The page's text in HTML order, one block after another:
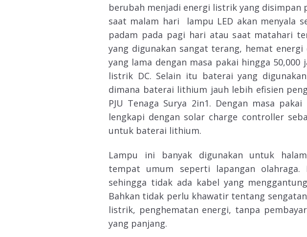
berubah menjadi energi listrik yang disimpan
saat malam hari lampu LED akan menyala
padam pada pagi hari atau saat matahari
yang digunakan sangat terang, hemat
yang lama dengan masa pakai hingga 50,000
listrik DC. Selain itu baterai yang
dimana baterai lithium jauh lebih efisien
PJU Tenaga Surya 2in1. Dengan masa
lengkapi dengan solar charge controller
untuk baterai lithium.
Lampu ini banyak digunakan untuk
tempat umum seperti lapangan olahraga.
sehingga tidak ada kabel yang
Bahkan tidak perlu khawatir tentang
listrik, penghematan energi, tanpa
yang panjang.